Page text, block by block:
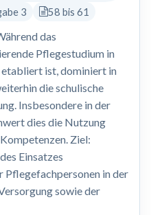
3
58 bis 61
das
Pflegestudium in
etabliert ist, dominiert in
die schulische
Insbesondere in der
dies die Nutzung
Ziel:
Einsatzes
Pflegefachpersonen in der
sowie der